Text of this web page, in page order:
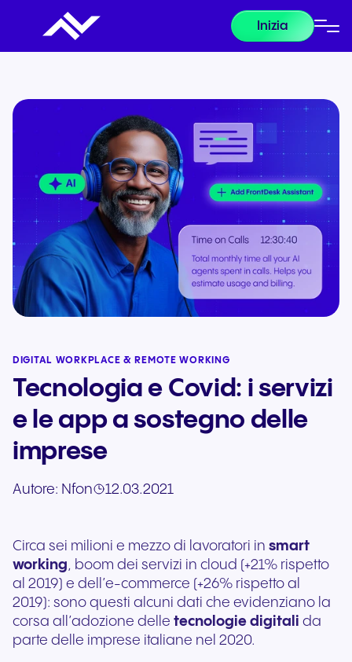
Inizia
DIGITAL WORKPLACE & REMOTE WORKING
Tecnologia e Covid: i servizi
e le app a sostegno delle
imprese
Autore: Nfon 12.03.2021
Circa sei milioni e mezzo di lavoratori in smart
working, boom dei servizi in cloud (+21% rispetto
al 2019) e dell’e-commerce (+26% rispetto al
2019): sono questi alcuni dati che evidenziano la
corsa all’adozione delle tecnologie digitali da
parte delle imprese italiane nel 2020.